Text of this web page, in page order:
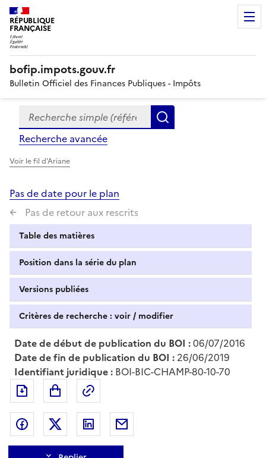
RÉPUBLIQUE
FRANÇAISE
bofip.impots.gouv.fr
Bulletin Officiel des Finances Publiques - Impôts
Formulaire
de
recherche
Recherche simple (références, mots clés, partie du
Recherche avancée
Voir le fil d'Ariane
Pas de date pour le plan
Pas de retour aux rescrits
Table des matières
Position dans la série du plan
Versions publiées
Critères de recherche : voir / modifier
Date de début de publication du BOI :06/07/2016
Date de fin de publication du BOI : 26/06/2019
Identifiant juridique : BOI-BIC-CHAMP-80-10-70
Exporter le document au format pdf
Partager sur Facebook
Partager sur Twitter
Partager sur LinkedIn